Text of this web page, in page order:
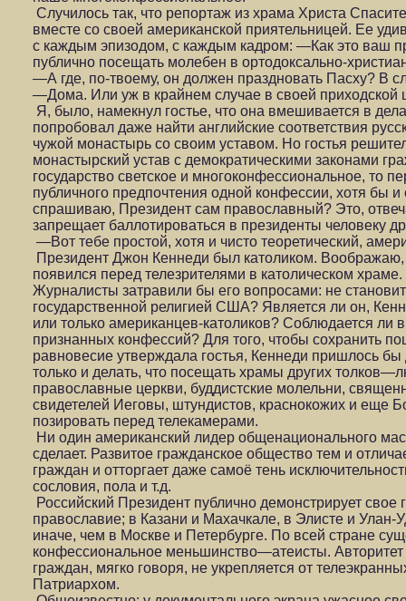
Случилось так, что репортаж из храма Христа
вместе со своей американской приятельницей. Ее
с каждым эпизодом, с каждым кадром: —Как это ваш
публично посещать молебен в ортодоксально-
—А где, по-твоему, он должен праздновать Пасху? В
—Дома. Или уж в крайнем случае в своей приходской
Я, было, намекнул гостье, что она вмешивается в дела
попробовал даже найти английские соответствия
чужой монастырь со своим уставом. Но гостья
монастырский устав с демократическими законами
государство светское и многоконфессиональное, то
публичного предпочтения одной конфессии, хотя бы
спрашиваю, Президент сам православный? Это,
запрещает баллотироваться в президенты человеку
—Вот тебе простой, хотя и чисто теоретический,
Президент Джон Кеннеди был католиком.
появился перед телезрителями в католическом
Журналисты затравили бы его вопросами: не
государственной религией США? Является ли он,
или только американцев-католиков? Соблюдается ли
признанных конфессий? Для того, чтобы сохранить
равновесие утверждала гостья, Кеннеди пришлось бы
только и делать, что посещать храмы других
православные церкви, буддистские молельни,
свидетелей Иеговы, штундистов, краснокожих и еще
позировать перед телекамерами.
Ни один американский лидер общенационального
сделает. Развитое гражданское общество тем и
граждан и отторгает даже самоё тень
сословия, пола и т.д.
Российский Президент публично демонстрирует свое
православие; в Казани и Махачкале, в Элисте и Улан-
иначе, чем в Москве и Петербурге. По всей стране
конфессиональное меньшинство—атеисты.
граждан, мягко говоря, не укрепляется от
Патриархом.